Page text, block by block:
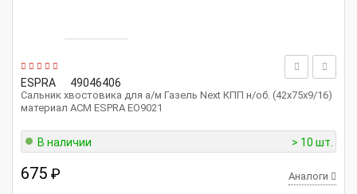
ESPRA 49046406
Сальник хвостовика для а/м Газель Next КПП н/об. (42х75х9/16)
материал ACM ESPRA EO9021
В наличии > 10 шт.
675 ₽ Аналоги